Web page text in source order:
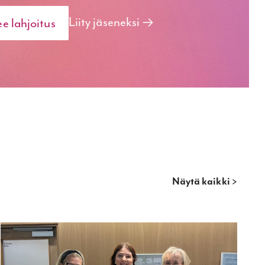
lahjoitus Liity jäseneksi
Näytä kaikki >